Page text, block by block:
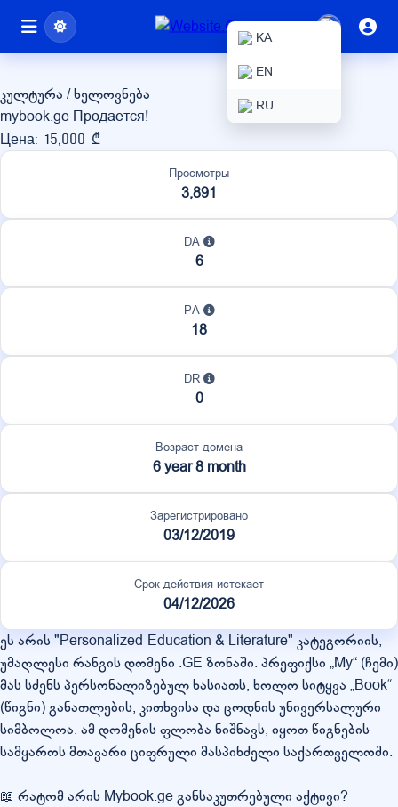
KA
EN
RU
mybook.ge
კულტურა / ხელოვნება
mybook.ge Продается!
Цена: 15,000 ₾
Просмотры
3,891
DA
6
PA
18
DR
0
Возраст домена
6 year 8 month
Зарегистрировано
03/12/2019
Срок действия истекает
04/12/2026
ეს არის "Personalized-Education & Literature" კატეგორიის,
უმაღლესი რანგის დომენი .GE ზონაში. პრეფიქსი „My“ (ჩემი)
მას სძენს პერსონალიზებულ ხასიათს, ხოლო სიტყვა „Book“
(წიგნი) განათლების, კითხვისა და ცოდნის უნივერსალური
სიმბოლოა. ამ დომენის ფლობა ნიშნავს, იყოთ წიგნების
სამყაროს მთავარი ციფრული მასპინძელი საქართველოში.
📖 რატომ არის Mybook.ge განსაკუთრებული აქტივი?